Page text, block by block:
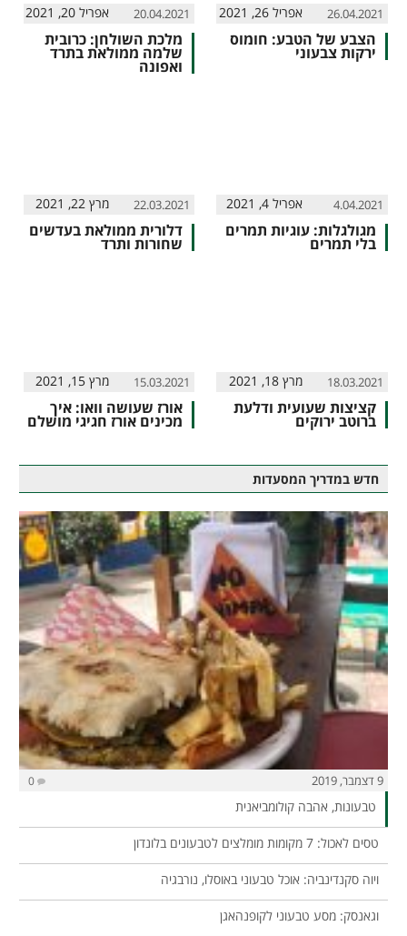
26.04.2021 אפריל 26, 2021
הצבע של הטבע: חומוס
ירקות צבעוני
20.04.2021 אפריל 20, 2021
מלכת השולחן: כרובית
שלמה ממולאת בתרד
ואפונה
4.04.2021 אפריל 4, 2021
מגולגלות: עוגיות תמרים
בלי תמרים
22.03.2021 מרץ 22, 2021
דלורית ממולאת בעדשים
שחורות ותרד
18.03.2021 מרץ 18, 2021
קציצות שעועית ודלעת
ברוטב ירוקים
15.03.2021 מרץ 15, 2021
אורז שעושה וואו: איך
מכינים אורז חגיגי מושלם
חדש במדריך המסעדות
9 דצמבר, 2019 0
טבעונות, אהבה קולומביאנית
טסים לאכול: 7 מקומות מומלצים לטבעונים בלונדון
ויוה סקנדינביה: אוכל טבעוני באוסלו, נורבגיה
וגאנסק: מסע טבעוני לקופנהאגן